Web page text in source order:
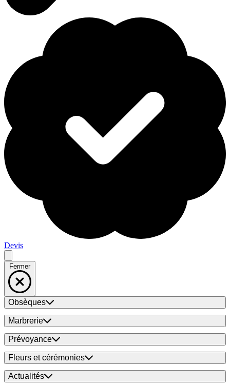
Devis
Fermer
Obsèques
Marbrerie
Prévoyance
Fleurs et cérémonies
Actualités